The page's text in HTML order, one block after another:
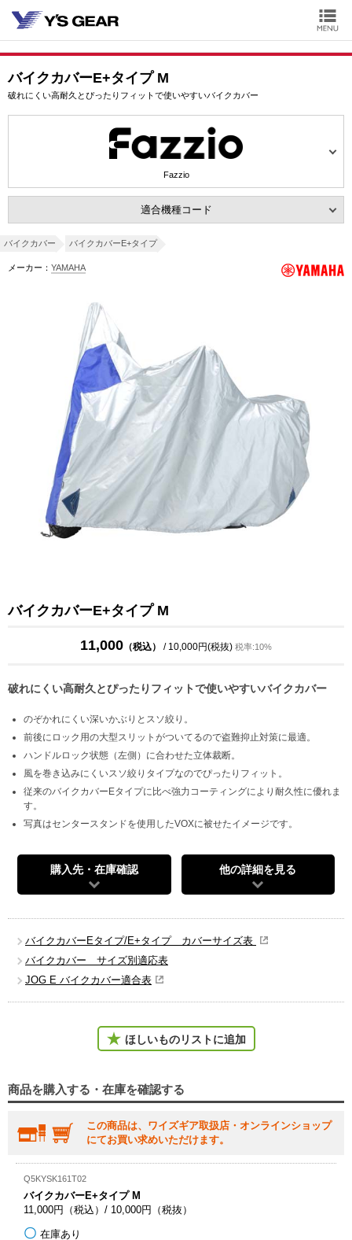
バイクカバーE+タイプ M
破れにくい高耐久とぴったりフィットで使いやすいバイクカバー
Fazzio
適合機種コード
バイクカバー バイクカバーE+タイプ
メーカー： YAMAHA
バイクカバーE+タイプ M
11,000 （税込） / 10,000円(税抜) 税率:10%
破れにくい高耐久とぴったりフィットで使いやすいバイクカバー
のぞかれにくい深いかぶりとスソ絞り。
前後にロック用の大型スリットがついてるので盗難抑止対策に最適。
ハンドルロック状態（左側）に合わせた立体裁断。
風を巻き込みにくいスソ絞りタイプなのでぴったりフィット。
従来のバイクカバーEタイプに比べ強力コーティングにより耐久性に優れま
す。
写真はセンタースタンドを使用したVOXに被せたイメージです。
購入先・在庫確認 他の詳細を見る
バイクカバーEタイプ/E+タイプ カバーサイズ表
バイクカバー サイズ別適応表
JOG E バイクカバー適合表
ほしいものリストに追加
商品を購入する・在庫を確認する
この商品は、ワイズギア取扱店・オンラインショップ
にてお買い求めいただけます。
Q5KYSK161T02
バイクカバーE+タイプ M
11,000円（税込）/ 10,000円（税抜）
在庫あり